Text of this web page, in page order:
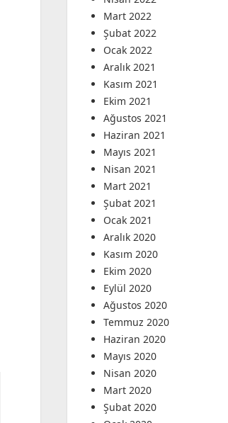
Mart 2022
Şubat 2022
Ocak 2022
Aralık 2021
Kasım 2021
Ekim 2021
Ağustos 2021
Haziran 2021
Mayıs 2021
Nisan 2021
Mart 2021
Şubat 2021
Ocak 2021
Aralık 2020
Kasım 2020
Ekim 2020
Eylül 2020
Ağustos 2020
Temmuz 2020
Haziran 2020
Mayıs 2020
Nisan 2020
Mart 2020
Şubat 2020